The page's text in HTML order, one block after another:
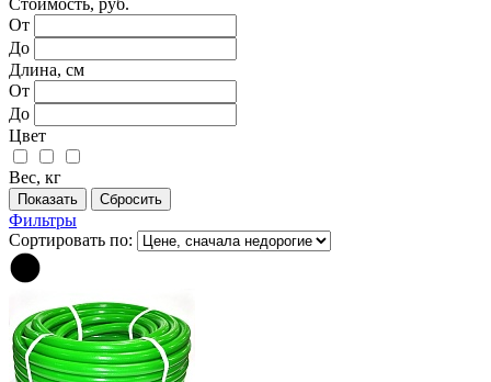
От
До
Длина, см
От
До
Цвет
Вес, кг
Фильтры
Сортировать по: